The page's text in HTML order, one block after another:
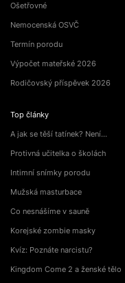
Ošetřovné
Nemocenská OSVČ
Termín porodu
Výpočet mateřské 2026
Rodičovský příspěvek 2026
Top články
A jak se těší tatínek? Není…
Protivná učitelka o školách
Intimní snímky porodu
Mužská masturbace
Co nesnášíme v sauně
Korejské zombie masky
Kvíz: Poznáte narcistu?
Kingdom Come 2 a ženské tělo